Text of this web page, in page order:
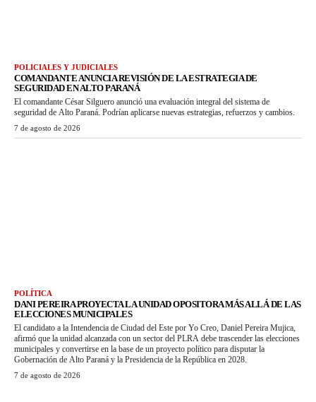
POLICIALES Y JUDICIALES
COMANDANTE ANUNCIA REVISIÓN DE LA ESTRATEGIA DE
SEGURIDAD EN ALTO PARANÁ
El comandante César Silguero anunció una evaluación integral del sistema de
seguridad de Alto Paraná. Podrían aplicarse nuevas estrategias, refuerzos y cambios.
7 de agosto de 2026
POLÍTICA
DANI PEREIRA PROYECTA LA UNIDAD OPOSITORA MÁS ALLÁ DE LAS
ELECCIONES MUNICIPALES
El candidato a la Intendencia de Ciudad del Este por Yo Creo, Daniel Pereira Mujica,
afirmó que la unidad alcanzada con un sector del PLRA debe trascender las elecciones
municipales y convertirse en la base de un proyecto político para disputar la
Gobernación de Alto Paraná y la Presidencia de la República en 2028.
7 de agosto de 2026